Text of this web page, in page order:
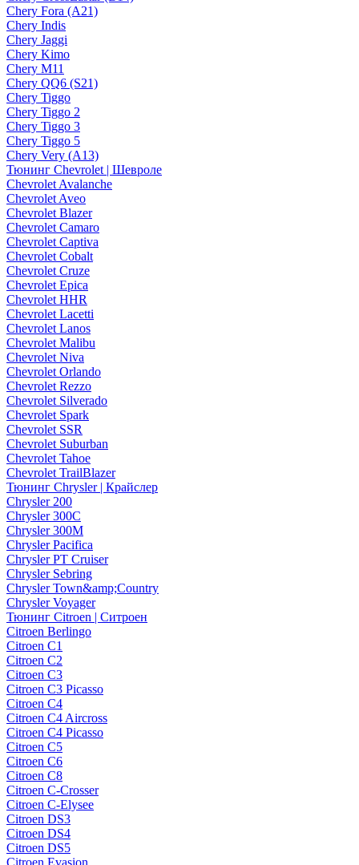
Chery Fora (A21)
Chery Indis
Chery Jaggi
Chery Kimo
Chery M11
Chery QQ6 (S21)
Chery Tiggo
Chery Tiggo 2
Chery Tiggo 3
Chery Tiggo 5
Chery Very (A13)
Тюнинг Chevrolet | Шевроле
Chevrolet Avalanche
Chevrolet Aveo
Chevrolet Blazer
Chevrolet Camaro
Chevrolet Captiva
Chevrolet Cobalt
Chevrolet Cruze
Chevrolet Epica
Chevrolet HHR
Chevrolet Lacetti
Chevrolet Lanos
Chevrolet Malibu
Chevrolet Niva
Chevrolet Orlando
Chevrolet Rezzo
Chevrolet Silverado
Chevrolet Spark
Chevrolet SSR
Chevrolet Suburban
Chevrolet Tahoe
Chevrolet TrailBlazer
Тюнинг Chrysler | Крайслер
Chrysler 200
Chrysler 300C
Chrysler 300M
Chrysler Pacifica
Chrysler PT Cruiser
Chrysler Sebring
Chrysler Town&amp;Country
Chrysler Voyager
Тюнинг Citroen | Ситроен
Citroen Berlingo
Citroen C1
Citroen C2
Citroen C3
Citroen C3 Picasso
Citroen C4
Citroen C4 Aircross
Citroen C4 Picasso
Citroen C5
Citroen C6
Citroen C8
Citroen C-Crosser
Citroen C-Elysee
Citroen DS3
Citroen DS4
Citroen DS5
Citroen Evasion